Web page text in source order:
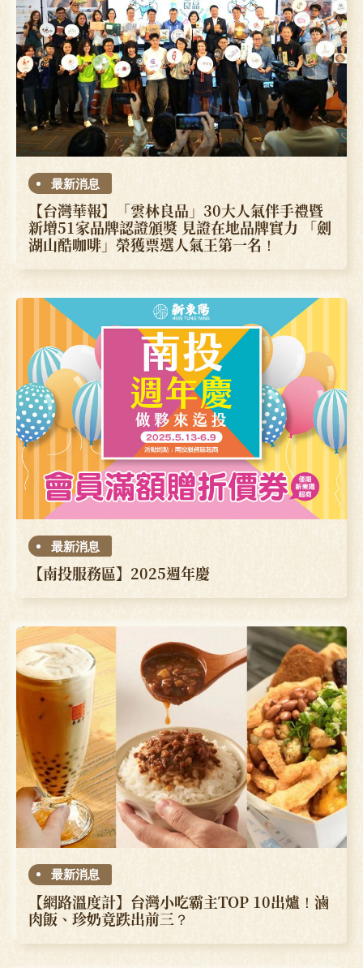
最新消息
【台灣華報】「雲林良品」30大人氣伴手禮暨
新增51家品牌認證頒獎 見證在地品牌實力 「劍
湖山酷咖啡」榮獲票選人氣王第一名！
最新消息
【南投服務區】2025週年慶
最新消息
【網路溫度計】台灣小吃霸主TOP 10出爐！滷
肉飯、珍奶竟跌出前三？